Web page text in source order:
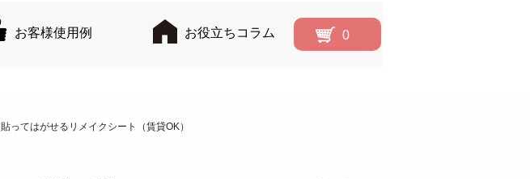
お客様使用例 お役立ちコラム 0
貼ってはがせるリメイクシート（賃貸OK）